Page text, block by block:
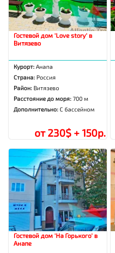
Гостевой дом 'Love story' в
Витязево
Курорт:Анапа
Страна: Россия
Район: Витязево
Расстояние до моря:700 м
Дополнительно:С бассейном
от 230$ + 150р.
Гостевой дом 'На Горького' в
Анапе